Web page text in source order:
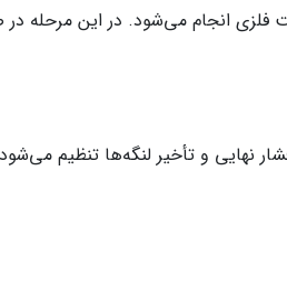
انجام می‌شود. در این مرحله در
و تأخیر لنگه‌ها تنظیم